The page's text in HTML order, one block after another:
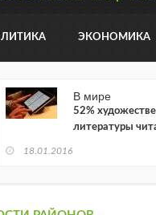
ЭКОНОМИКА
В мире
52%
литературы
18.01.2016